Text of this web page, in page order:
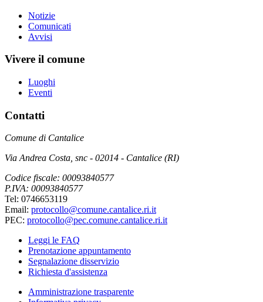
Notizie
Comunicati
Avvisi
Vivere il comune
Luoghi
Eventi
Contatti
Comune di Cantalice
Via Andrea Costa, snc - 02014 - Cantalice (RI)
Codice fiscale: 00093840577
P.IVA: 00093840577
Tel: 0746653119
Email: protocollo@comune.cantalice.ri.it
PEC: protocollo@pec.comune.cantalice.ri.it
Leggi le FAQ
Prenotazione appuntamento
Segnalazione disservizio
Richiesta d'assistenza
Amministrazione trasparente